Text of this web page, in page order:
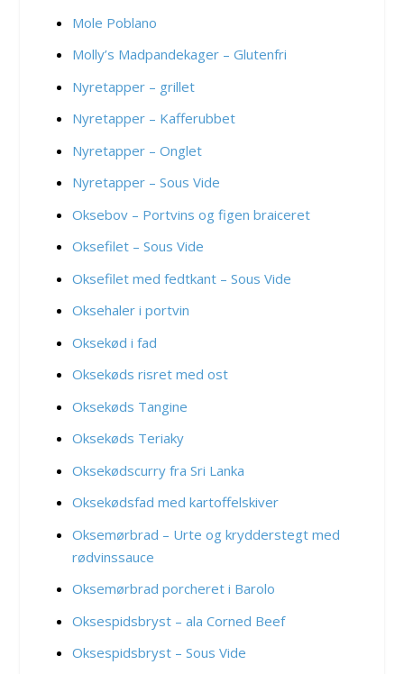
Mole Poblano
Molly’s Madpandekager – Glutenfri
Nyretapper – grillet
Nyretapper – Kafferubbet
Nyretapper – Onglet
Nyretapper – Sous Vide
Oksebov – Portvins og figen braiceret
Oksefilet – Sous Vide
Oksefilet med fedtkant – Sous Vide
Oksehaler i portvin
Oksekød i fad
Oksekøds risret med ost
Oksekøds Tangine
Oksekøds Teriaky
Oksekødscurry fra Sri Lanka
Oksekødsfad med kartoffelskiver
Oksemørbrad – Urte og krydderstegt med
rødvinssauce
Oksemørbrad porcheret i Barolo
Oksespidsbryst – ala Corned Beef
Oksespidsbryst – Sous Vide